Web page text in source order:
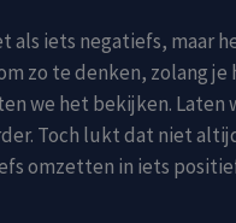
als iets negatiefs, maar
zo te denken, zolang
we het bekijken.
Toch lukt dat niet
omzetten in iets